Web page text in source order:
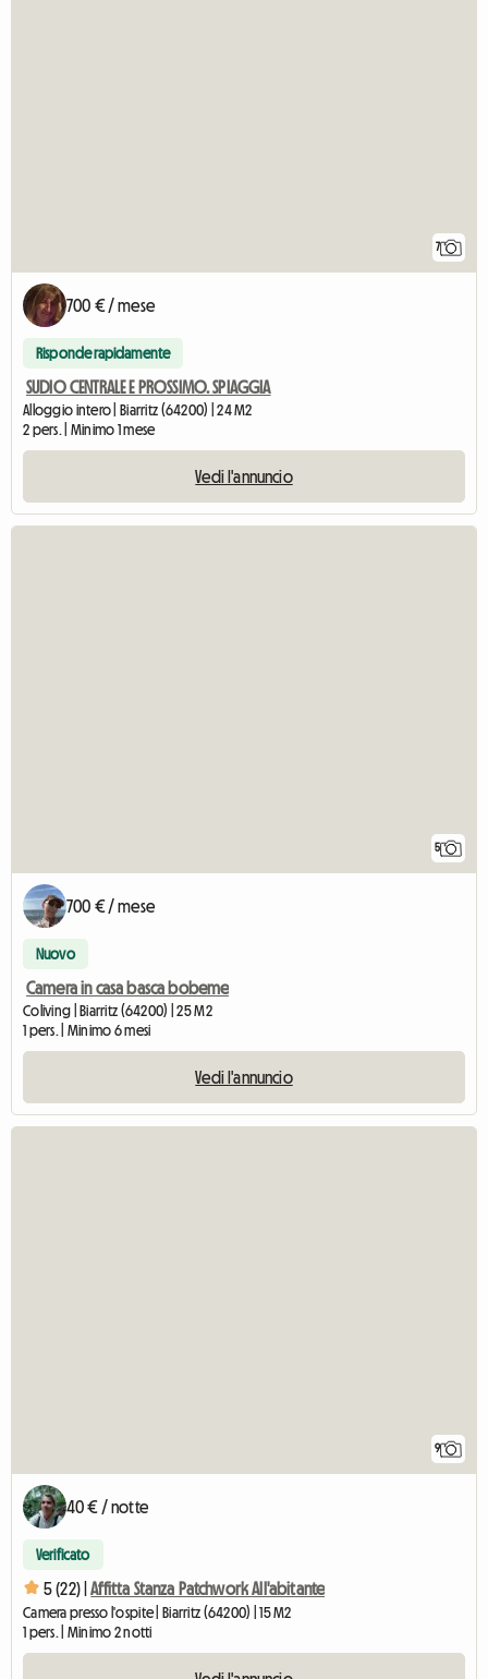
7
700 € / mese
Risponde rapidamente
SUDIO CENTRALE E PROSSIMO. SPIAGGIA
Alloggio intero | Biarritz (64200) | 24 M2
2 pers. | Minimo 1 mese
Vedi l'annuncio
5
700 € / mese
Nuovo
Camera in casa basca bobeme
Coliving | Biarritz (64200) | 25 M2
1 pers. | Minimo 6 mesi
Vedi l'annuncio
9
40 € / notte
Verificato
5 (22) | Affitta Stanza Patchwork All'abitante
Camera presso l'ospite | Biarritz (64200) | 15 M2
1 pers. | Minimo 2 notti